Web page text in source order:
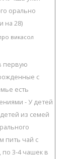
орально
на 28)
викасол
первую
с
есть
- У детей
из семей
пить чай с
по 3-4 чашек в